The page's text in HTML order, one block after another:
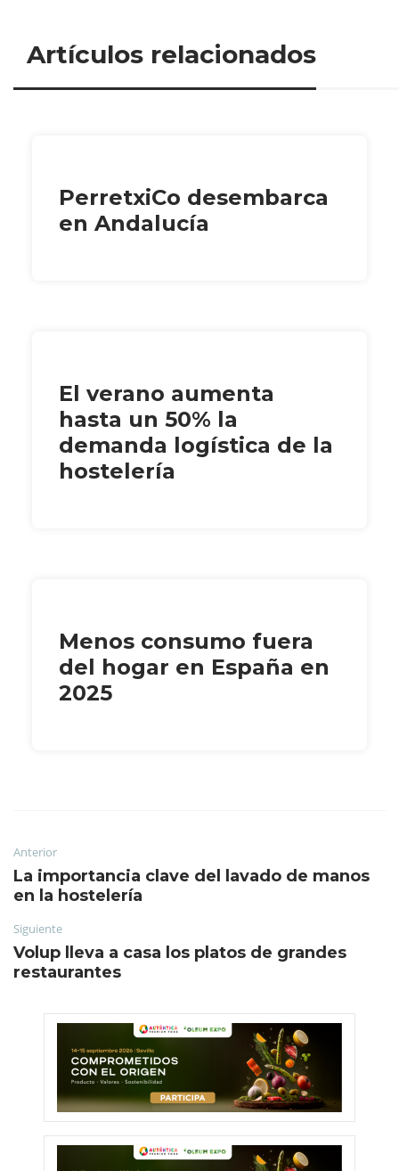
Artículos relacionados
PerretxiCo desembarca
en Andalucía
El verano aumenta
hasta un 50% la
demanda logística de la
hostelería
Menos consumo fuera
del hogar en España en
2025
Anterior
La importancia clave del lavado de manos
en la hostelería
Siguiente
Volup lleva a casa los platos de grandes
restaurantes